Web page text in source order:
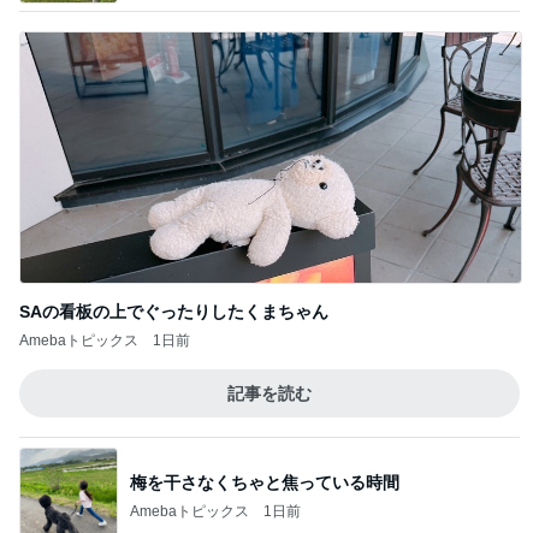
SAの看板の上でぐったりしたくまちゃん
Amebaトピックス 1日前
記事を読む
梅を干さなくちゃと焦っている時間
Amebaトピックス 1日前